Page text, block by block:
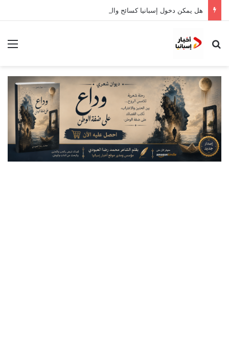
هل يمكن دخول إسبانيا كسائح والحصول على بطاقة طالب؟
بحث عن